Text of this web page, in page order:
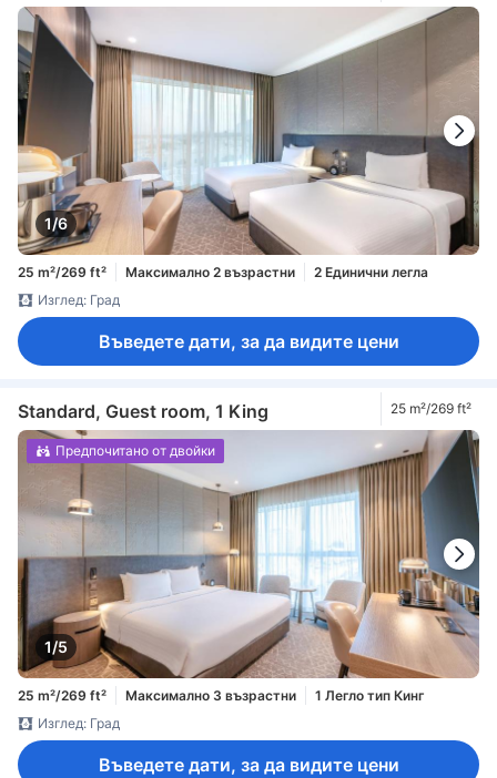
1/6
25 m²/269 ft² Максимално 2 възрастни
2 Единични легла
Изглед: Град
Въведете дати, за да видите цени
Standard, Guest room, 1 King 25 m²/269 ft²
1/5
Предпочитано от двойки
25 m²/269 ft² Максимално 3 възрастни
1 Легло тип Кинг
Изглед: Град
Въведете дати, за да видите цени